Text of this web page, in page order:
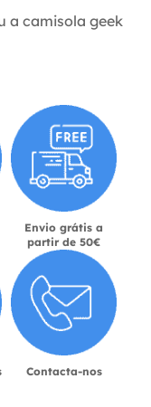
a camisola geek
Envio grátis a
partir de 50€
Contacta-nos